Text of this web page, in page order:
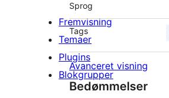
Sprog
Tags
Avanceret visning
Bedømmelser
Fremvisning
Temaer
Plugins
Blokgrupper